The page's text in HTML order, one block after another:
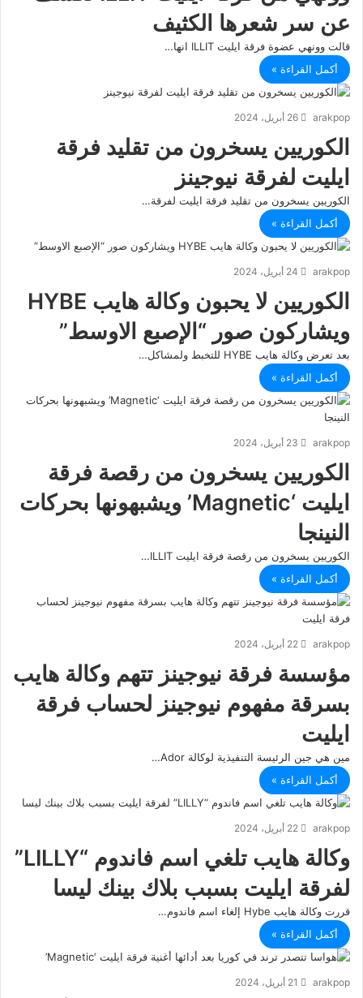
عن سر شعرها الكثيف
قالت وونهي عضوة فرقة ايليت ILLIT انها…
أكمل القراءة »
arakpop 26 أبريل، 2024
الكوريين يسخرون من تقليد فرقة
ايليت لفرقة نيوجينز
الكوريين يسخرون من تقليد فرقة ايليت لفرقة…
أكمل القراءة »
arakpop 24 أبريل، 2024
الكوريين لا يحبون وكالة هايب HYBE
ويشاركون صور “الإصبع الاوسط”
بعد تعرض وكالة هايب HYBE للتخبط ولمشاكل…
أكمل القراءة »
arakpop 23 أبريل، 2024
الكوريين يسخرون من رقصة فرقة
ايليت ‘Magnetic’ ويشبهونها بحركات
النينجا
الكوريين يسخرون من رقصة فرقة ايليت ILLIT…
أكمل القراءة »
arakpop 22 أبريل، 2024
مؤسسة فرقة نيوجينز تتهم وكالة هايب
بسرقة مفهوم نيوجينز لحساب فرقة
ايليت
مين هي جين الرئيسة التنفيذية لوكالة Ador…
أكمل القراءة »
arakpop 22 أبريل، 2024
وكالة هايب تلغي اسم فاندوم “LILLY”
لفرقة ايليت بسبب بلاك بينك ليسا
قررت وكالة هايب Hybe إلغاء اسم فاندوم…
أكمل القراءة »
arakpop 21 أبريل، 2024